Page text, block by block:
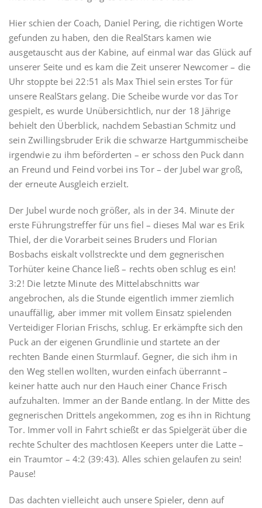
Hier schien der Coach, Daniel Pering, die richtigen Worte
gefunden zu haben, den die RealStars kamen wie
ausgetauscht aus der Kabine, auf einmal war das Glück auf
unserer Seite und es kam die Zeit unserer Newcomer – die
Uhr stoppte bei 22:51 als Max Thiel sein erstes Tor für
unsere RealStars gelang. Die Scheibe wurde vor das Tor
gespielt, es wurde Unübersichtlich, nur der 18 Jährige
behielt den Überblick, nachdem Sebastian Schmitz und
sein Zwillingsbruder Erik die schwarze Hartgummischeibe
irgendwie zu ihm beförderten – er schoss den Puck dann
an Freund und Feind vorbei ins Tor – der Jubel war groß,
der erneute Ausgleich erzielt.
Der Jubel wurde noch größer, als in der 34. Minute der
erste Führungstreffer für uns fiel – dieses Mal war es Erik
Thiel, der die Vorarbeit seines Bruders und Florian
Bosbachs eiskalt vollstreckte und dem gegnerischen
Torhüter keine Chance ließ – rechts oben schlug es ein!
3:2! Die letzte Minute des Mittelabschnitts war
angebrochen, als die Stunde eigentlich immer ziemlich
unauffällig, aber immer mit vollem Einsatz spielenden
Verteidiger Florian Frischs, schlug. Er erkämpfte sich den
Puck an der eigenen Grundlinie und startete an der
rechten Bande einen Sturmlauf. Gegner, die sich ihm in
den Weg stellen wollten, wurden einfach überrannt –
keiner hatte auch nur den Hauch einer Chance Frisch
aufzuhalten. Immer an der Bande entlang. In der Mitte des
gegnerischen Drittels angekommen, zog es ihn in Richtung
Tor. Immer voll in Fahrt schießt er das Spielgerät über die
rechte Schulter des machtlosen Keepers unter die Latte –
ein Traumtor – 4:2 (39:43). Alles schien gelaufen zu sein!
Pause!
Das dachten vielleicht auch unsere Spieler, denn auf